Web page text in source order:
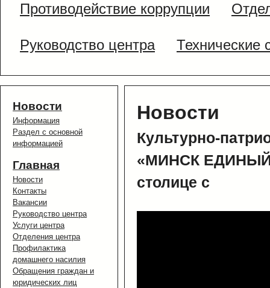
Противодействие коррупции
Руководство центра Технические
Новости
Информация
Раздел с основной
информацией
Главная
Новости
Контакты
Вакансии
Руководство центра
Услуги центра
Отделения центра
Профилактика
домашнего насилия
Обращения граждан и
юридических лиц
Новости
Культурно-
«МИНСК ЕДИНЫЙ»
столице с